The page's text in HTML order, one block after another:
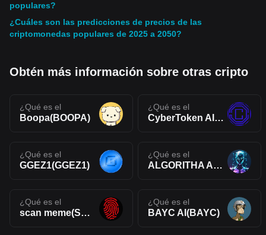
populares?
¿Cuáles son las predicciones de precios de las
criptomonedas populares de 2025 a 2050?
Obtén más información sobre otras cripto
¿Qué es el
Boopa(BOOPA)
¿Qué es el
CyberToken AIO(CTAIO)
¿Qué es el
GGEZ1(GGEZ1)
¿Qué es el
ALGORITHA AI(ALGOAI)
¿Qué es el
scan meme(SCAN)
¿Qué es el
BAYC AI(BAYC)